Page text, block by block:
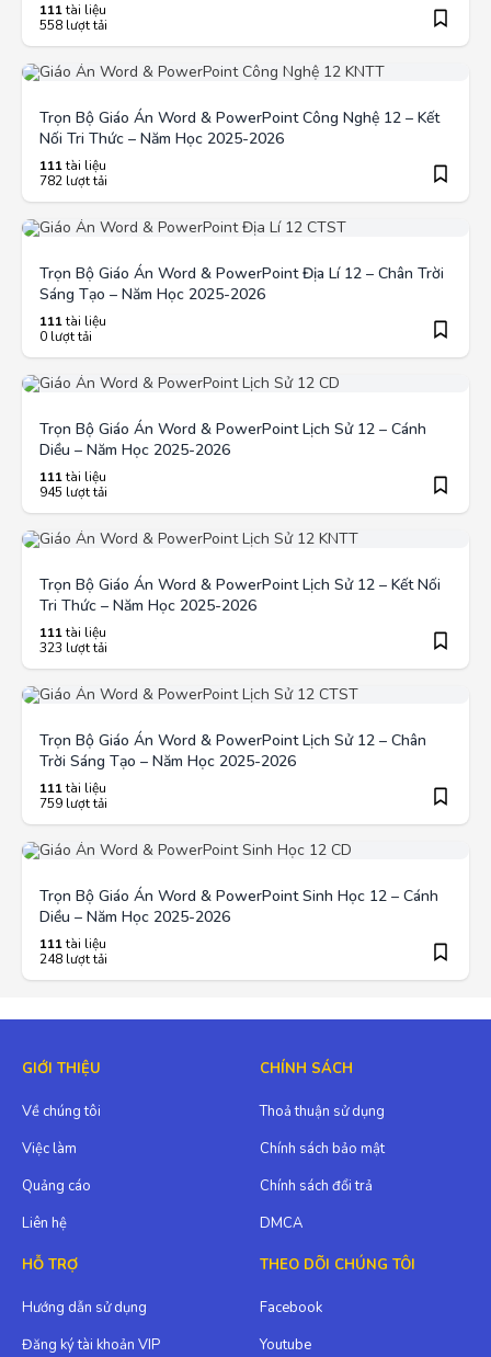
111tài liệu
558 lượt tải
Trọn Bộ Giáo Án Word & PowerPoint Công Nghệ 12 – Kết
Nối Tri Thức – Năm Học 2025-2026
111tài liệu
782 lượt tải
Trọn Bộ Giáo Án Word & PowerPoint Địa Lí 12 – Chân Trời
Sáng Tạo – Năm Học 2025-2026
111tài liệu
0 lượt tải
Trọn Bộ Giáo Án Word & PowerPoint Lịch Sử 12 – Cánh
Diều – Năm Học 2025-2026
111tài liệu
945 lượt tải
Trọn Bộ Giáo Án Word & PowerPoint Lịch Sử 12 – Kết Nối
Tri Thức – Năm Học 2025-2026
111tài liệu
323 lượt tải
Trọn Bộ Giáo Án Word & PowerPoint Lịch Sử 12 – Chân
Trời Sáng Tạo – Năm Học 2025-2026
111tài liệu
759 lượt tải
Trọn Bộ Giáo Án Word & PowerPoint Sinh Học 12 – Cánh
Diều – Năm Học 2025-2026
111tài liệu
248 lượt tải
GIỚI THIỆU
Về chúng tôi
Việc làm
Quảng cáo
Liên hệ
CHÍNH SÁCH
Thoả thuận sử dụng
Chính sách bảo mật
Chính sách đổi trả
DMCA
HỖ TRỢ
Hướng dẫn sử dụng
Đăng ký tài khoản VIP
THEO DÕI CHÚNG TÔI
Facebook
Youtube